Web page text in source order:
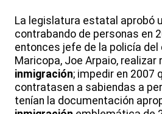
La legislatura estatal aprobó
contrabando de personas en
entonces jefe de la policía del
Maricopa, Joe Arpaio, realizar
inmigración; impedir en 2007
contratasen a sabiendas a
tenían la documentación